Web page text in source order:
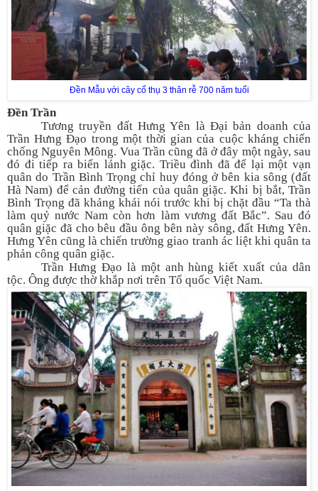
Đền Mẫu với cây cổ thụ 3 thân rễ 700 năm tuổi
Đền Trần
Tương truyền đất Hưng Yên là Đại bản doanh của
Trần Hưng Đạo trong một thời gian của cuộc kháng chiến
chống Nguyên Mông. Vua Trần cũng đã ở đây một ngày, sau
đó đi tiếp ra biển lánh giặc. Triều đình đã để lại một vạn
quân do Trần Bình Trọng chỉ huy đóng ở bên kia sông (đất
Hà Nam) để cản đường tiến của quân giặc. Khi bị bắt, Trần
Bình Trọng đã khảng khái nói trước khi bị chặt đầu “Ta thà
làm quỷ nước Nam còn hơn làm vương đất Bắc”. Sau đó
quân giặc đã cho bêu đầu ông bên này sông, đất Hưng Yên.
Hưng Yên cũng là chiến trường giao tranh ác liệt khi quân ta
phản công quân giặc.
Trần Hưng Đạo là một anh hùng kiết xuất của dân
tộc. Ông được thờ khắp nơi trên Tổ quốc Việt Nam.